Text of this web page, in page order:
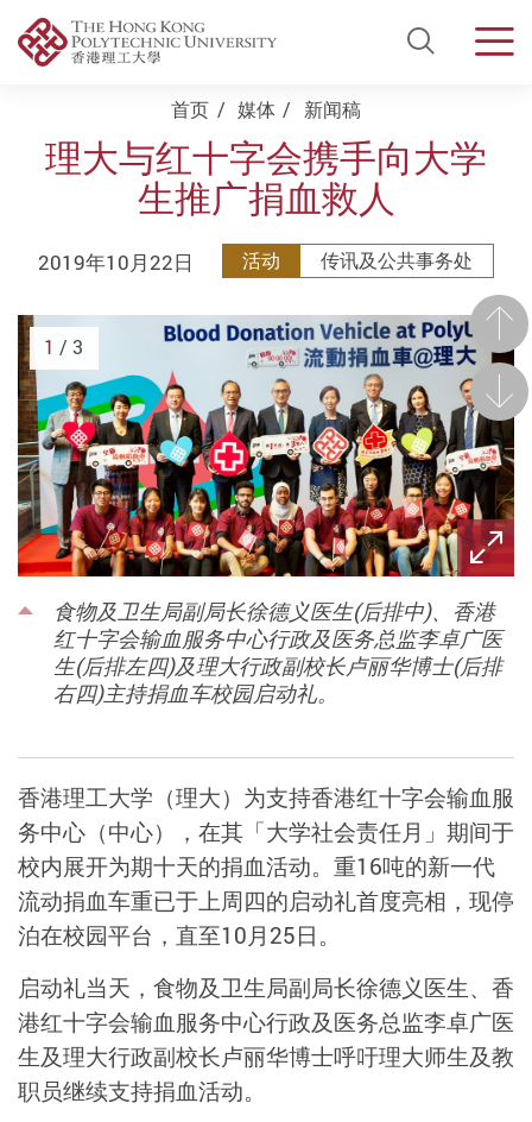
Open
Start main content首页 媒体 新闻稿
理大与红十字会携手向大学
生推广捐血救人
2019年10月22日 活动 传讯及公共事务处
前
食物及卫生局副局长徐德义医生(后排中)、香港
红十字会输血服务中心行政及医务总监李卓广医
生(后排左四)及理大行政副校长卢丽华博士(后排
右四)主持捐血车校园启动礼。
后一
1 / 3
香港理工大学（理大）为支持香港红十字会输血服
务中心（中心），在其「大学社会责任月」期间于
校内展开为期十天的捐血活动。重16吨的新一代
流动捐血车重已于上周四的启动礼首度亮相，现停
泊在校园平台，直至10月25日。
启动礼当天，食物及卫生局副局长徐德义医生、香
港红十字会输血服务中心行政及医务总监李卓广医
生及理大行政副校长卢丽华博士呼吁理大师生及教
职员继续支持捐血活动。